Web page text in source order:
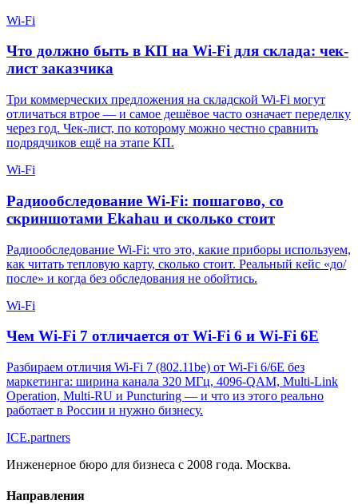
Wi-Fi
Что должно быть в КП на Wi-Fi для склада: чек-
лист заказчика
Три коммерческих предложения на складской Wi-Fi могут
отличаться втрое — и самое дешёвое часто означает переделку
через год. Чек-лист, по которому можно честно сравнить
подрядчиков ещё на этапе КП.
Wi-Fi
Радиообследование Wi-Fi: пошагово, со
скриншотами Ekahau и сколько стоит
Радиообследование Wi-Fi: что это, какие приборы используем,
как читать тепловую карту, сколько стоит. Реальный кейс «до/
после» и когда без обследования не обойтись.
Wi-Fi
Чем Wi-Fi 7 отличается от Wi-Fi 6 и Wi-Fi 6E
Разбираем отличия Wi-Fi 7 (802.11be) от Wi-Fi 6/6E без
маркетинга: ширина канала 320 МГц, 4096-QAM, Multi-Link
Operation, Multi-RU и Puncturing — и что из этого реально
работает в России и нужно бизнесу.
ICE.partners
Инженерное бюро для бизнеса с 2008 года. Москва.
Направления